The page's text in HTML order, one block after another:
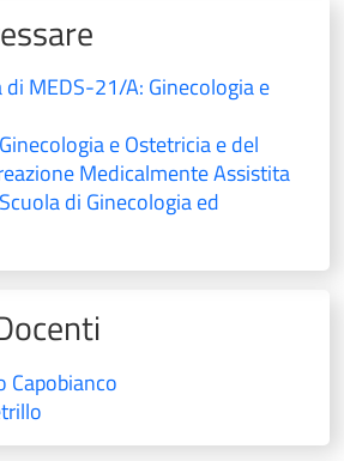
di MEDS-21/A: Ginecologia e
e Ostetricia e del
Medicalmente Assistita
di Ginecologia ed
Capobianco